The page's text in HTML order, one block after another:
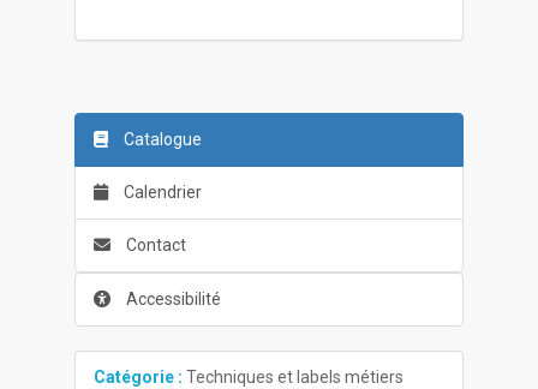
Catalogue
Calendrier
Contact
Accessibilité
Catégorie : Techniques et labels métiers